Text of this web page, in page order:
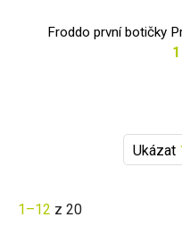
Froddo první botičky
Ukázat
1–12 z 20